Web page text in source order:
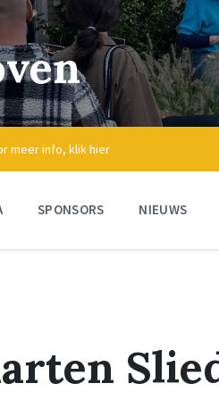
meer info, klik hier
SPONSORS NIEUWS